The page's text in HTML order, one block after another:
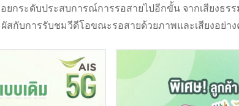
ยกระดับประสบการณ์การรอสายไปอีกขั้น จากเสียงธ
สกับการรับชมวีดีโอขณะรอสายด้วยภาพและเสียงอย่า